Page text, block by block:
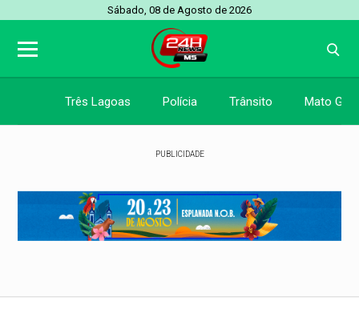
Sábado, 08 de Agosto de 2026
Três Lagoas Polícia Trânsito Mato
PUBLICIDADE